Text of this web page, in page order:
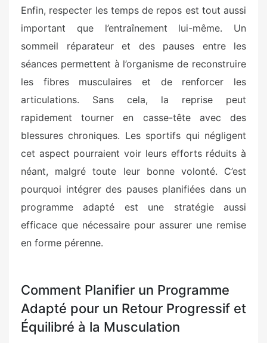
Enfin, respecter les temps de repos est tout aussi
important que l’entraînement lui-même. Un
sommeil réparateur et des pauses entre les
séances permettent à l’organisme de reconstruire
les fibres musculaires et de renforcer les
articulations. Sans cela, la reprise peut
rapidement tourner en casse-tête avec des
blessures chroniques. Les sportifs qui négligent
cet aspect pourraient voir leurs efforts réduits à
néant, malgré toute leur bonne volonté. C’est
pourquoi intégrer des pauses planifiées dans un
programme adapté est une stratégie aussi
efficace que nécessaire pour assurer une remise
en forme pérenne.
Comment Planifier un Programme
Adapté pour un Retour Progressif et
Équilibré à la Musculation